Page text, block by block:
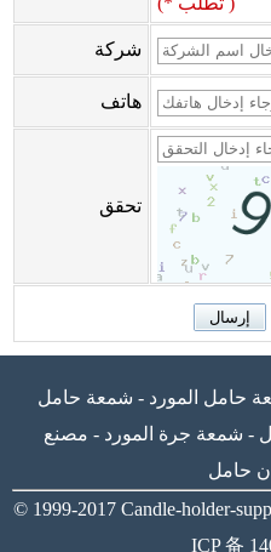
شركة
هاتف
تحقق
حامل المورد - شمعة حامل
- شمعة جرة المورد - مصنع
حامل
© 1999-2017 Candle-holder-
ICP 备